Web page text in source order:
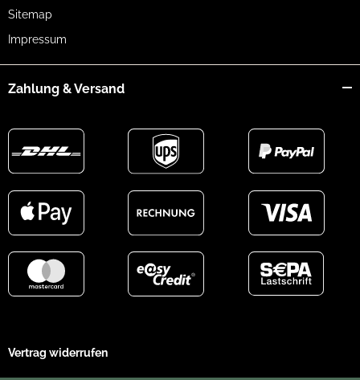
Sitemap
Impressum
Zahlung & Versand
Vertrag widerrufen